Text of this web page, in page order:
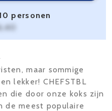
personen
maar sommige
lekker! CHEFSTBL
die door onze koks zijn
de meest populaire